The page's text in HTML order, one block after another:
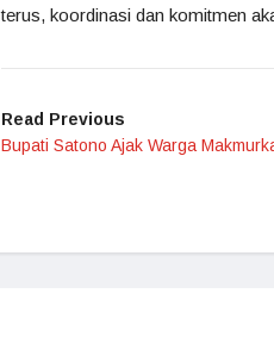
terus, koordinasi dan komitmen
Read Previous
Bupati Satono Ajak Warga